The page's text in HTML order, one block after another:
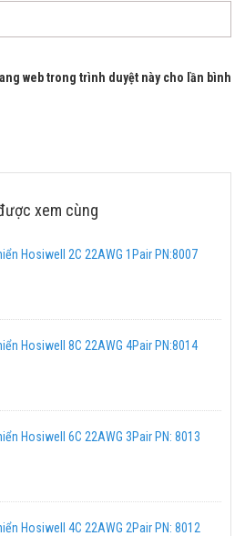
web trong trình duyệt này cho lần bình
xem cùng
Hosiwell 2C 22AWG 1Pair PN:8007
Hosiwell 8C 22AWG 4Pair PN:8014
Hosiwell 6C 22AWG 3Pair PN: 8013
Hosiwell 4C 22AWG 2Pair PN: 8012